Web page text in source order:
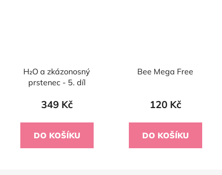
H₂O a zkázonosný
prstenec - 5. díl
349 Kč
DO KOŠÍKU
Bee Mega Free
120 Kč
DO KOŠÍKU